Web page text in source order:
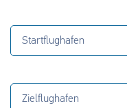
Startflughafen
Zielflughafen